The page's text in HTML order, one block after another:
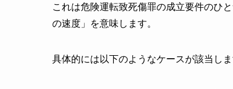
これは危険運転致死傷罪の成立要件のひ
の速度」を意味します。
具体的には以下のようなケースが該当しま